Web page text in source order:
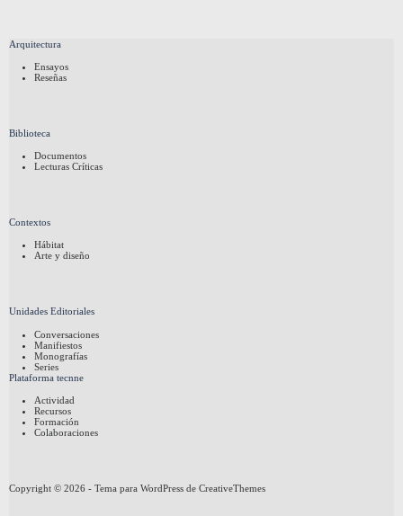
Arquitectura
Ensayos
Reseñas
Biblioteca
Documentos
Lecturas Críticas
Contextos
Hábitat
Arte y diseño
Unidades Editoriales
Conversaciones
Manifiestos
Monografías
Series
Plataforma tecnne
Actividad
Recursos
Formación
Colaboraciones
Copyright © 2026 - Tema para WordPress de CreativeThemes